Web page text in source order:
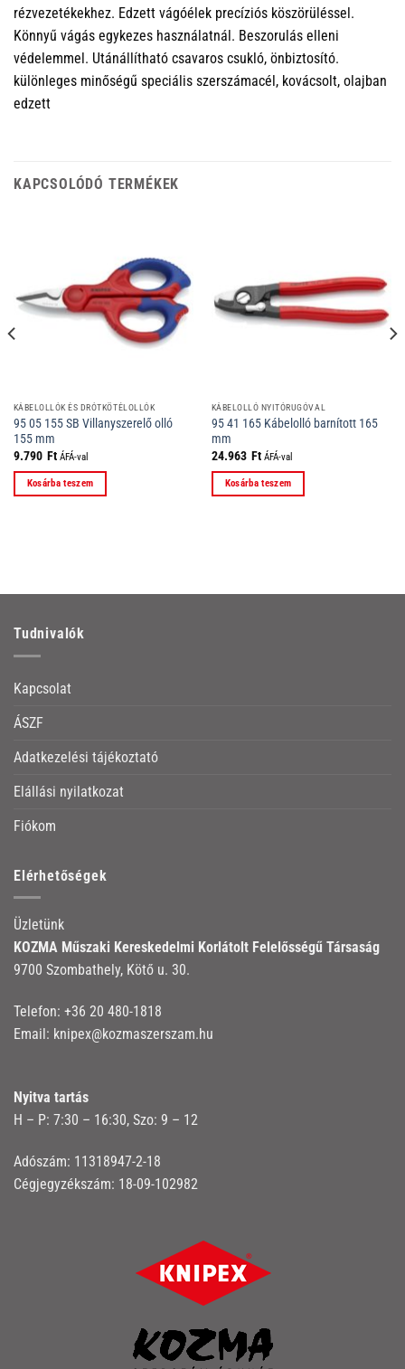
rézvezetékekhez. Edzett vágóélek precíziós köszörüléssel.
Könnyű vágás egykezes használatnál. Beszorulás elleni
védelemmel. Utánállítható csavaros csukló, önbiztosító.
különleges minőségű speciális szerszámacél, kovácsolt, olajban
edzett
KAPCSOLÓDÓ TERMÉKEK
KÁBELOLLÓK ÉS DRÓTKÖTÉLOLLÓK
95 05 155 SB Villanyszerelő olló
155 mm
9.790 Ft ÁFÁ-val
Kosárba teszem
KÁBELOLLÓ NYITÓRUGÓVAL
95 41 165 Kábelolló barnított 165
mm
24.963 Ft ÁFÁ-val
Kosárba teszem
Tudnivalók
Kapcsolat
ÁSZF
Adatkezelési tájékoztató
Elállási nyilatkozat
Fiókom
Elérhetőségek
Üzletünk
KOZMA Műszaki Kereskedelmi Korlátolt Felelősségű Társaság
9700 Szombathely, Kötő u. 30.
Telefon: +36 20 480-1818
Email: knipex@kozmaszerszam.hu
Nyitva tartás
H – P: 7:30 – 16:30, Szo: 9 – 12
Adószám: 11318947-2-18
Cégjegyzékszám: 18-09-102982